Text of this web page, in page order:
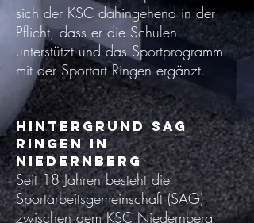
sich der KSC dahingehend in der
Pflicht, dass er die Schulen
unterstützt und das Sportprogramm
mit der Sportart Ringen ergänzt.
Hintergrund SAG
Ringen in
Niedernberg
Seit 18 Jahren besteht die
Sportarbeitsgemeinschaft (SAG)
zwischen dem KSC Niedernberg